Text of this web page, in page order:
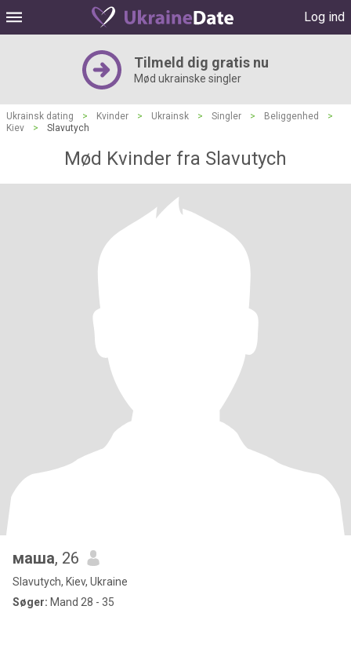
Log ind
Tilmeld dig gratis nu
Mød ukrainske singler
Ukrainsk dating > Kvinder > Ukrainsk > Singler > Beliggenhed
>
Kiev
> Slavutych
Mød Kvinder fra Slavutych
маша, 26
Slavutych, Kiev, Ukraine
Søger: Mand 28 - 35